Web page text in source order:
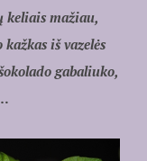
keliais mažiau,
iš vazelės
gabaliuko,